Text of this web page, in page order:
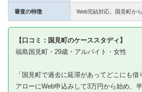
審査の特徴 Web完結対応。国見町か
【口コミ：国見町のケーススタディ】
福島国見町・29歳・アルバイト・女性
「国見町で過去に延滞があってどこにも借
アローにWeb申込みして3万円から始め、